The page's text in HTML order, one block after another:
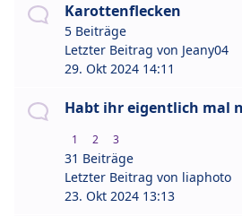
Karottenflecken
5 Beiträge
Letzter Beitrag von Jeany04
29. Okt 2024 14:11
Habt ihr eigentlich mal
1 2 3
31 Beiträge
Letzter Beitrag von liaphoto
23. Okt 2024 13:13